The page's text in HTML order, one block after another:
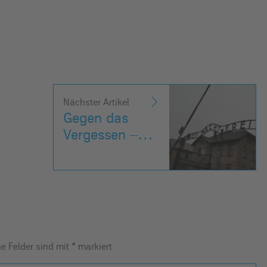
Nächster Artikel
Gegen das
Vergessen –…
Felder sind mit * markiert